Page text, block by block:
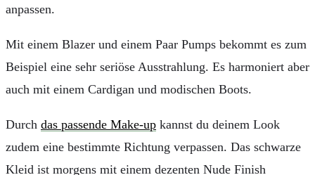
anpassen.
Mit einem Blazer und einem Paar Pumps bekommt es zum
Beispiel eine sehr seriöse Ausstrahlung. Es harmoniert aber
auch mit einem Cardigan und modischen Boots.
Durch das passende Make-up kannst du deinem Look
zudem eine bestimmte Richtung verpassen. Das schwarze
Kleid ist morgens mit einem dezenten Nude Finish